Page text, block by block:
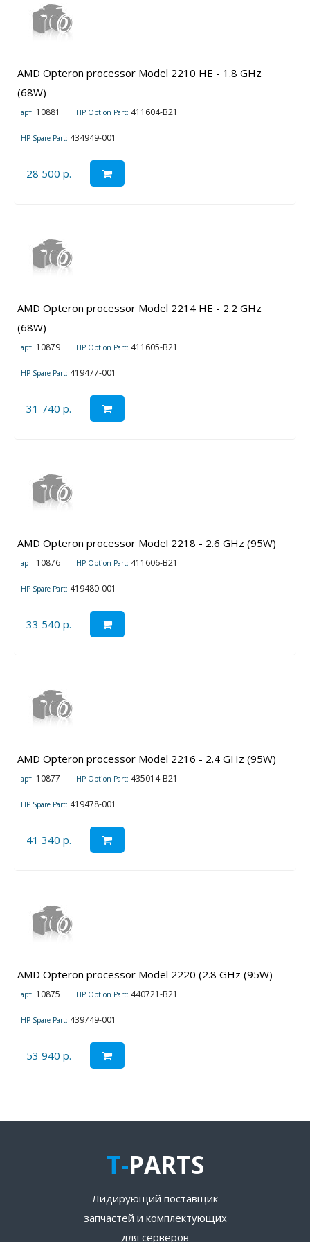
AMD Opteron processor Model 2210 HE - 1.8 GHz
(68W)
арт. 10881 HP Option Part: 411604-B21
HP Spare Part: 434949-001
28 500 р.
AMD Opteron processor Model 2214 HE - 2.2 GHz
(68W)
арт. 10879 HP Option Part: 411605-B21
HP Spare Part: 419477-001
31 740 р.
AMD Opteron processor Model 2218 - 2.6 GHz (95W)
арт. 10876 HP Option Part: 411606-B21
HP Spare Part: 419480-001
33 540 р.
AMD Opteron processor Model 2216 - 2.4 GHz (95W)
арт. 10877 HP Option Part: 435014-B21
HP Spare Part: 419478-001
41 340 р.
AMD Opteron processor Model 2220 (2.8 GHz (95W)
арт. 10875 HP Option Part: 440721-B21
HP Spare Part: 439749-001
53 940 р.
T-PARTS
Лидирующий поставщик
запчастей и комплектующих
для серверов